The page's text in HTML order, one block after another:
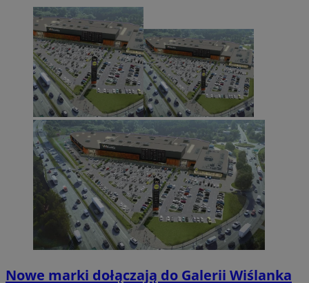
Nowe marki dołączają do Galerii Wiślanka